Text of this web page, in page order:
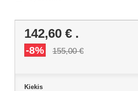
142,60 € .
-8% 155,00 €
Kiekis